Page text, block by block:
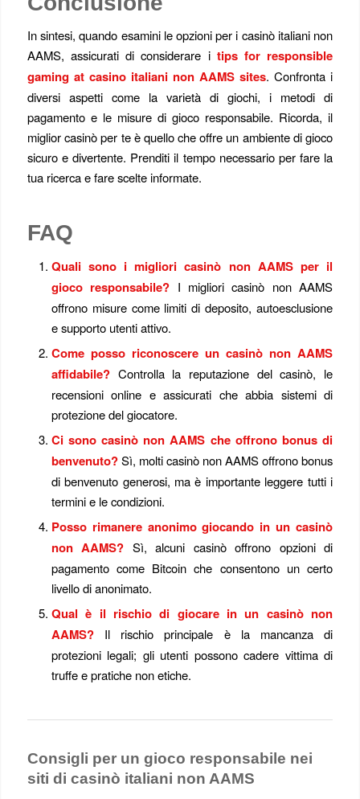
In sintesi, quando esamini le opzioni per i casinò italiani non
AAMS, assicurati di considerare i tips for responsible
gaming at casino italiani non AAMS sites. Confronta i
diversi aspetti come la varietà di giochi, i metodi di
pagamento e le misure di gioco responsabile. Ricorda, il
miglior casinò per te è quello che offre un ambiente di gioco
sicuro e divertente. Prenditi il tempo necessario per fare la
tua ricerca e fare scelte informate.
FAQ
Quali sono i migliori casinò non AAMS per il
gioco responsabile? I migliori casinò non AAMS
offrono misure come limiti di deposito, autoesclusione
e supporto utenti attivo.
Come posso riconoscere un casinò non AAMS
affidabile?Controlla la reputazione del casinò, le
recensioni online e assicurati che abbia sistemi di
protezione del giocatore.
Ci sono casinò non AAMS che offrono bonus di
benvenuto?Sì, molti casinò non AAMS offrono bonus
di benvenuto generosi, ma è importante leggere tutti i
termini e le condizioni.
Posso rimanere anonimo giocando in un casinò
non AAMS? Sì, alcuni casinò offrono opzioni di
pagamento come Bitcoin che consentono un certo
livello di anonimato.
Qual è il rischio di giocare in un casinò non
AAMS?Il rischio principale è la mancanza di
protezioni legali; gli utenti possono cadere vittima di
truffe e pratiche non etiche.
Consigli per un gioco responsabile nei
siti di casinò italiani non AAMS